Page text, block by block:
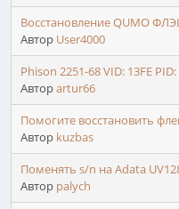
Восстановление QUMO
Автор User4000
Phison 2251-68 VID: 13FE PID:
Авторartur66
Помогите восстановить
Автор kuzbas
Поменять s/n на Adata
Автор palych